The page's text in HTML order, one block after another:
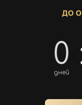
0
дней
ДО